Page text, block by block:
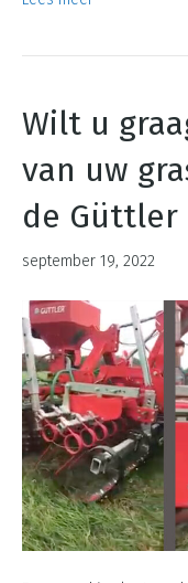
Wilt u
van uw
de Güttler
september 19, 2022